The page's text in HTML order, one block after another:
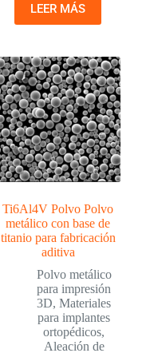
LEER MÁS
Ti6Al4V Polvo Polvo
metálico con base de
titanio para fabricación
aditiva
Polvo metálico
para impresión
3D,Materiales
para implantes
ortopédicos,
Aleación de